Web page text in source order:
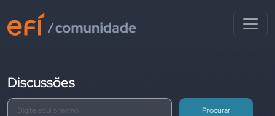
Discussões
Procurar